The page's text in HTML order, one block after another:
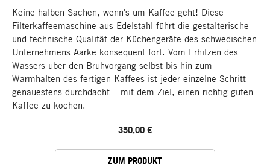
Keine halben Sachen, wenn's um Kaffee geht! Diese
Filterkaffeemaschine aus Edelstahl führt die gestalterische
und technische Qualität der Küchengeräte des schwedischen
Unternehmens Aarke konsequent fort. Vom Erhitzen des
Wassers über den Brühvorgang selbst bis hin zum
Warmhalten des fertigen Kaffees ist jeder einzelne Schritt
genauestens durchdacht – mit dem Ziel, einen richtig guten
Kaffee zu kochen.
350,00 €
ZUM PRODUKT